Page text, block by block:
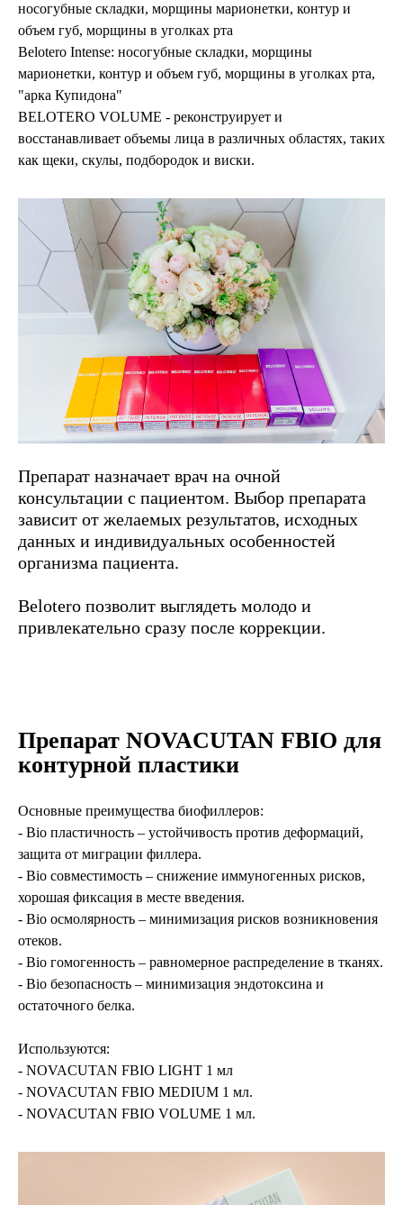
носогубные складки, морщины марионетки, контур и
объем губ, морщины в уголках рта
Belotero Intense: носогубные складки, морщины
марионетки, контур и объем губ, морщины в уголках рта,
"арка Купидона"
BELOTERO VOLUMЕ - реконструирует и
восстанавливает объемы лица в различных областях, таких
как щеки, скулы, подбородок и виски.
Препарат назначает врач на очной
консультации с пациентом. Выбор препарата
зависит от желаемых результатов, исходных
данных и индивидуальных особенностей
организма пациента.
Belotero позволит выглядеть молодо и
привлекательно сразу после коррекции.
Препарат NOVACUTAN FBIO для
контурной пластики
Основные преимущества биофиллеров:
- Bio пластичность – устойчивость против деформаций,
защита от миграции филлера.
- Bio совместимость – снижение иммуногенных рисков,
хорошая фиксация в месте введения.
- Bio осмолярность – минимизация рисков возникновения
отеков.
- Bio гомогенность – равномерное распределение в тканях.
- Bio безопасность – минимизация эндотоксина и
остаточного белка.
Используются:
- NOVACUTAN FBIO LIGHT 1 мл
- NOVACUTAN FBIO MEDIUM 1 мл.
- NOVACUTAN FBIO VOLUME 1 мл.